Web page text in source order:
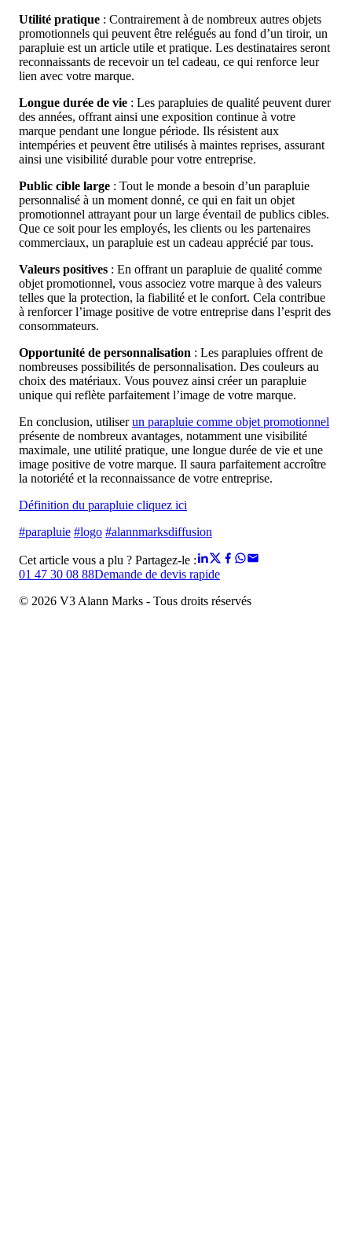
Utilité pratique : Contrairement à de nombreux autres objets
promotionnels qui peuvent être relégués au fond d’un tiroir, un
parapluie est un article utile et pratique. Les destinataires seront
reconnaissants de recevoir un tel cadeau, ce qui renforce leur
lien avec votre marque.
Longue durée de vie : Les parapluies de qualité peuvent durer
des années, offrant ainsi une exposition continue à votre
marque pendant une longue période. Ils résistent aux
intempéries et peuvent être utilisés à maintes reprises, assurant
ainsi une visibilité durable pour votre entreprise.
Public cible large : Tout le monde a besoin d’un parapluie
personnalisé à un moment donné, ce qui en fait un objet
promotionnel attrayant pour un large éventail de publics cibles.
Que ce soit pour les employés, les clients ou les partenaires
commerciaux, un parapluie est un cadeau apprécié par tous.
Valeurs positives : En offrant un parapluie de qualité comme
objet promotionnel, vous associez votre marque à des valeurs
telles que la protection, la fiabilité et le confort. Cela contribue
à renforcer l’image positive de votre entreprise dans l’esprit des
consommateurs.
Opportunité de personnalisation : Les parapluies offrent de
nombreuses possibilités de personnalisation. Des couleurs au
choix des matériaux. Vous pouvez ainsi créer un parapluie
unique qui reflète parfaitement l’image de votre marque.
En conclusion, utiliserun parapluie comme objet promotionnel
présente de nombreux avantages, notamment une visibilité
maximale, une utilité pratique, une longue durée de vie et une
image positive de votre marque. Il saura parfaitement accroître
la notoriété et la reconnaissance de votre entreprise.
Définition du parapluie cliquez ici
#parapluie #logo #alannmarksdiffusion
Cet article vous a plu ? Partagez-le :
01 47 30 08 88Demande de devis rapide
© 2026 V3 Alann Marks - Tous droits réservés